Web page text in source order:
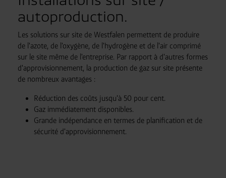
autoproduction.
Les solutions sur site de Westfalen permettent de produire
de l'azote, de l'oxygène, de l'hydrogène et de l'air comprimé
sur le site même de l'entreprise. Par rapport à d'autres formes
d'approvisionnement, la production de gaz sur site présente
de nombreux avantages :
Réduction des coûts jusqu'à 50 pour cent.
Gaz immédiatement disponibles.
Grande indépendance en termes de planification et de
sécurité d'approvisionnement.